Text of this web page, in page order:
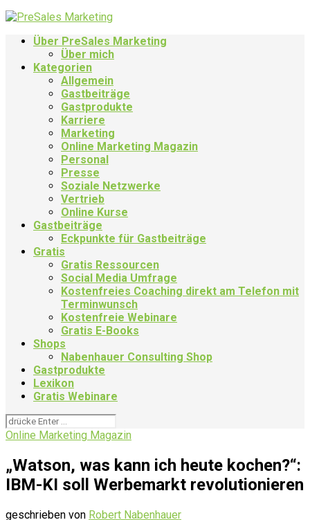
Über PreSales Marketing
Über mich
Kategorien
Allgemein
Gastbeiträge
Gastprodukte
Karriere
Marketing
Online Marketing Magazin
Personal
Presse
Soziale Netzwerke
Vertrieb
Online Kurse
Gastbeiträge
Eckpunkte für Gastbeiträge
Gratis
Gratis Ressourcen
Social Media Umfrage
Kostenfreies Coaching direkt am Telefon mit
Terminwunsch
Kostenfreie Webinare
Gratis E-Books
Shops
Nabenhauer Consulting Shop
Gastprodukte
Lexikon
Gratis Webinare
Online Marketing Magazin
„Watson, was kann ich heute kochen?“:
IBM-KI soll Werbemarkt revolutionieren
geschrieben von Robert Nabenhauer